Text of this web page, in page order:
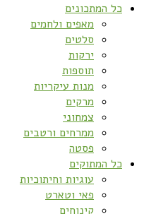
כל המתכונים
מאפים ולחמים
סלטים
ירקות
תוספות
מנות עיקריות
מרקים
צמחוני
ממרחים ורטבים
פסטה
כל המתוקים
עוגיות וחיתוכיות
פאי וטארט
קינוחים